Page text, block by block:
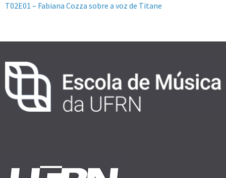
T02E01 – Fabiana Cozza sobre a voz de Titane